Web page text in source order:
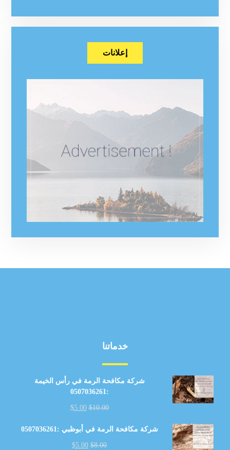
إعلانات
خدماتنا
شركة مكافحة الرمة في رأس الخيمة
:0507036261
$10.00
$5.00
شركة مكافحة الرمة في أبوظبي :0507036261
$8.00
$5.00